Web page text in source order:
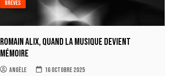
Brèves
Romain Alix, quand la musique devient
mémoire
Angèle 16 octobre 2025